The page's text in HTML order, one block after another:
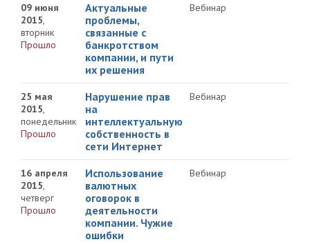
09 июня
2015,
вторник
Прошло
Актуальные
проблемы,
связанные с
банкротством
компании, и пути
их решения
Вебинар
25 мая
2015,
понедельник
Прошло
Нарушение прав
на
интеллектуальную
собственность в
сети Интернет
Вебинар
16 апреля
2015,
четверг
Прошло
Использование
валютных
оговорок в
деятельности
компании. Чужие
ошибки
Вебинар